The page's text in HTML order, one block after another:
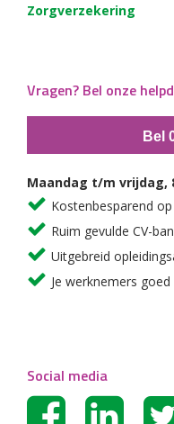
Zorgverzekering
Vragen? Bel onze
Bel
Maandag t/m vrijdag,
Kostenbesparend
Ruim gevulde CV-
Uitgebreid
Je werknemers
Social media